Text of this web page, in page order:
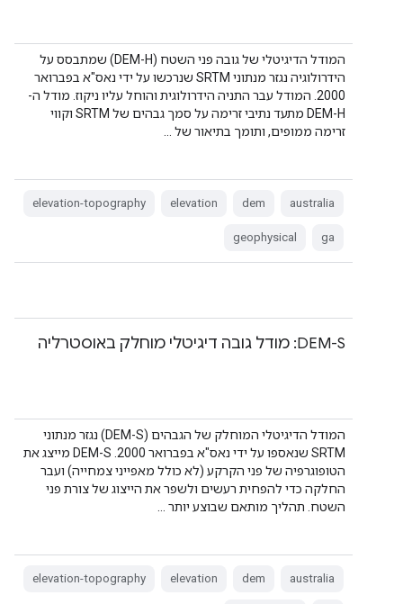
המודל הדיגיטלי של גובה פני השטח (DEM-H) שמתבסס על
הידרולוגיה נגזר מנתוני SRTM שנרכשו על ידי נאס"א בפברואר
2000. המודל עבר התניה הידרולוגית והוחל עליו ניקוז. מודל ה-
DEM-H מתעד נתיבי זרימה על סמך גבהים של SRTM וקווי
זרימה ממופים, ותומך בתיאור של …
australia
dem
elevation
elevation-topography
ga
geophysical
‫DEM-S: מודל גובה דיגיטלי מוחלק באוסטרליה
המודל הדיגיטלי המוחלק של הגבהים (DEM-S) נגזר מנתוני
SRTM שנאספו על ידי נאס"א בפברואר 2000. ‫DEM-S מייצג את
הטופוגרפיה של פני הקרקע (לא כולל מאפייני צמחייה) ועבר
החלקה כדי להפחית רעשים ולשפר את הייצוג של צורת פני
השטח. תהליך מותאם שבוצע יותר …
australia
dem
elevation
elevation-topography